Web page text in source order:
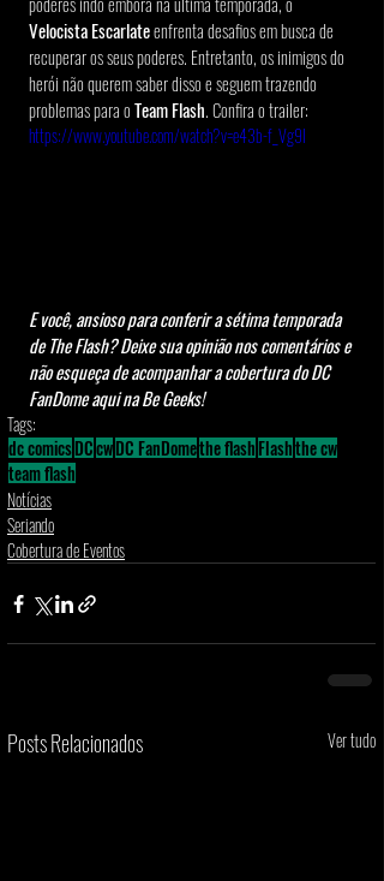
Velocista Escarlate enfrenta desafios em busca de
recuperar os seus poderes. Entretanto, os inimigos do
herói não querem saber disso e seguem trazendo
problemas para o Team Flash. Confira o trailer:
https://www.youtube.com/watch?v=e43b-f_Vg9I
E você, ansioso para conferir a sétima temporada
de The Flash? Deixe sua opinião nos comentários e
não esqueça de acompanhar a cobertura do DC
FanDome aqui na Be Geeks!
Tags:
dc comicsDCcwDC FanDomethe flashFlashthe cw
team flash
Notícias
Seriando
Cobertura de Eventos
Posts Relacionados Ver tudo